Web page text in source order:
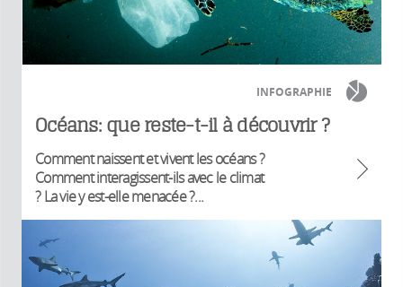
INFOGRAPHIE
Océans: que reste-t-il à découvrir ?
Comment naissent et vivent les océans ?
Comment interagissent-ils avec le climat
? La vie y est-elle menacée ?...